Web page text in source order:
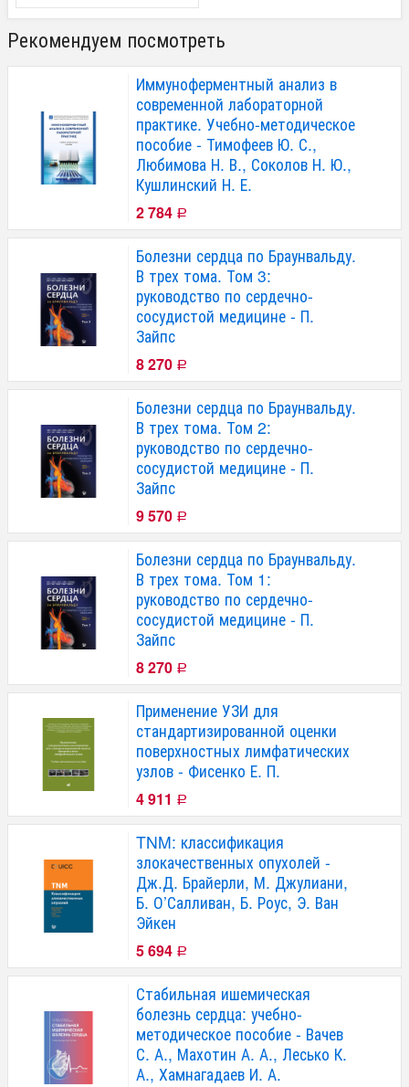
Рекомендуем посмотреть
Иммуноферментный анализ в
современной лабораторной
практике. Учебно-методическое
пособие - Тимофеев Ю. С.,
Любимова Н. В., Соколов Н. Ю.,
Кушлинский Н. Е.
2 784 Р
Болезни сердца по Браунвальду.
В трех тома. Том 3:
руководство по сердечно-
сосудистой медицине - П.
Зайпс
8 270 Р
Болезни сердца по Браунвальду.
В трех тома. Том 2:
руководство по сердечно-
сосудистой медицине - П.
Зайпс
9 570 Р
Болезни сердца по Браунвальду.
В трех тома. Том 1:
руководство по сердечно-
сосудистой медицине - П.
Зайпс
8 270 Р
Применение УЗИ для
стандартизированной оценки
поверхностных лимфатических
узлов - Фисенко Е. П.
4 911 Р
TNM: классификация
злокачественных опухолей -
Дж.Д. Брайерли, М. Джулиани,
Б. О’Салливан, Б. Роус, Э. Ван
Эйкен
5 694 Р
Стабильная ишемическая
болезнь сердца: учебно-
методическое пособие - Вачев
С. А., Махотин А. А., Лесько К.
А., Хамнагадаев И. А.